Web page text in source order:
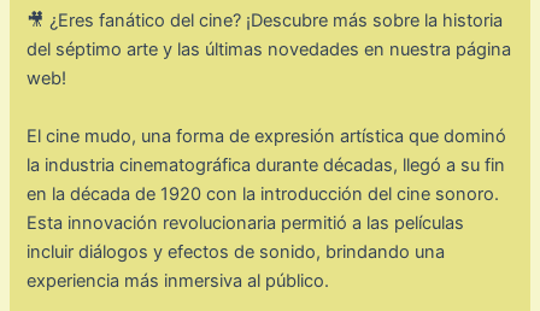
🎥 ¿Eres fanático del cine? ¡Descubre más sobre la historia
del séptimo arte y las últimas novedades en nuestra página
web!
El cine mudo, una forma de expresión artística que dominó
la industria cinematográfica durante décadas, llegó a su fin
en la década de 1920 con la introducción del cine sonoro.
Esta innovación revolucionaria permitió a las películas
incluir diálogos y efectos de sonido, brindando una
experiencia más inmersiva al público.